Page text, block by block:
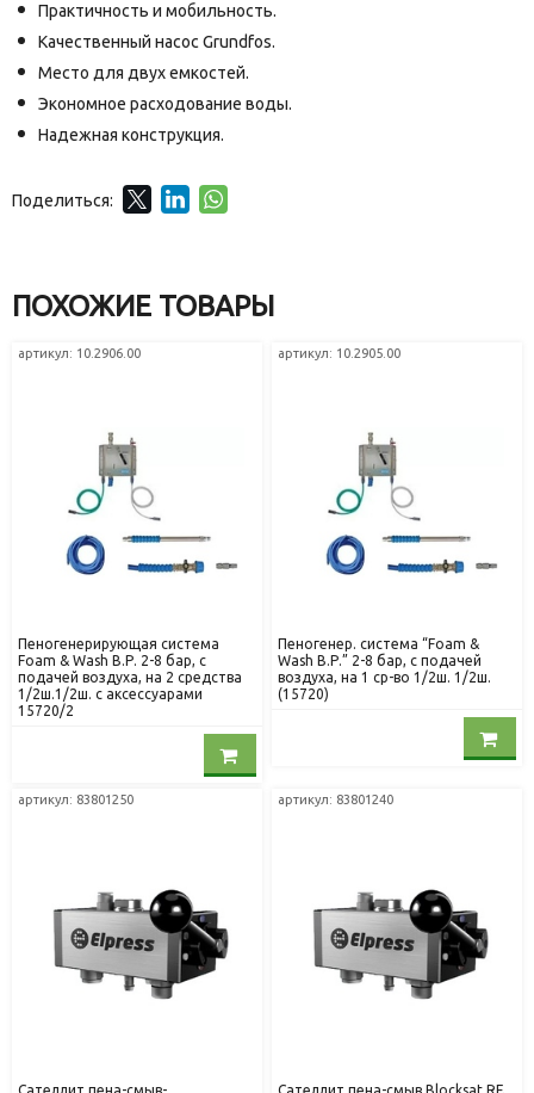
Практичность и мобильность.
Качественный насос Grundfos.
Место для двух емкостей.
Экономное расходование воды.
Надежная конструкция.
Поделиться:
ПОХОЖИЕ ТОВАРЫ
артикул: 10.2906.00
Пеногенерирующая система
Foam & Wash B.Р. 2-8 бар, с
подачей воздуха, на 2 средства
1/2ш.1/2ш. с аксессуарами
15720/2
артикул: 10.2905.00
Пеногенер. система “Foam &
Wash B.Р.” 2-8 бар, с подачей
воздуха, на 1 ср-во 1/2ш. 1/2ш.
(15720)
артикул: 83801250 артикул: 83801240